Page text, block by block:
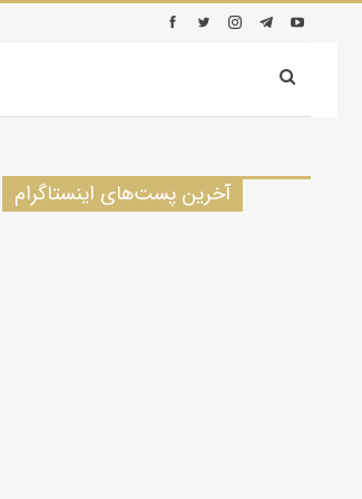
آخرین پست‌های اینستاگرام